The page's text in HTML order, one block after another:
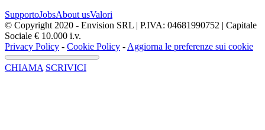
SupportoJobsAbout usValori
© Copyright 2020 - Envision SRL | P.IVA: 04681990752 | Capitale
Sociale € 10.000 i.v.
Privacy Policy - Cookie Policy - Aggiorna le preferenze sui cookie
CHIAMA SCRIVICI